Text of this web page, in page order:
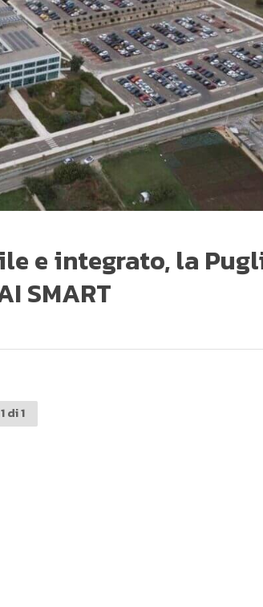
e integrato, la
SMART
di 1